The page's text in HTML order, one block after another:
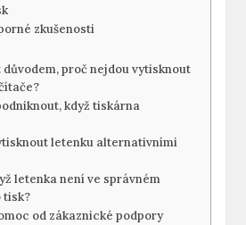
zkušenosti
důvodem, proč nejdou vytisknout
když tiskárna
letenku alternativními
letenka není ve správném
tisk?
od zákaznické podpory